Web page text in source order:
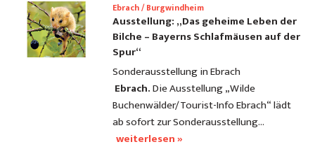
Ebrach / Burgwindheim
Ausstellung: „Das geheime Leben der
Bilche – Bayerns Schlafmäusen auf der
Spur“
Sonderausstellung in Ebrach
Ebrach.Die Ausstellung „Wilde
Buchenwälder/Tourist-Info Ebrach“ lädt
ab sofort zur Sonderausstellung…
weiterlesen »